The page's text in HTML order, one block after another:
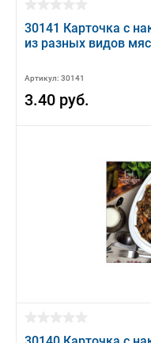
30141 Карточка с
из разных видов
Артикул: 30141
3.40 руб.